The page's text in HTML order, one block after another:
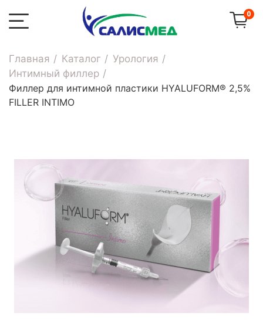
0
Главная Каталог
Урология
Интимный филлер
Филлер для интимной пластики HYALUFORM® 2,5%
FILLER INTIMO